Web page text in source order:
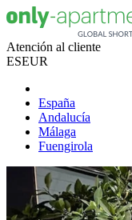
Atención al cliente
ESEUR
España
Andalucía
Málaga
Fuengirola